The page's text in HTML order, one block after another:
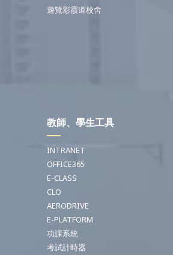
遊覽彩霞道校舍
教師、學生工具
INTRANET
OFFICE365
E-CLASS
CLO
AERODRIVE
E-PLATFORM
功課系統
考試計時器